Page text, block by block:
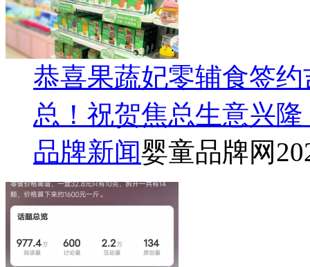
恭喜果蔬妃零辅食签
总！祝贺焦总生意兴隆
品牌新闻婴童品牌网